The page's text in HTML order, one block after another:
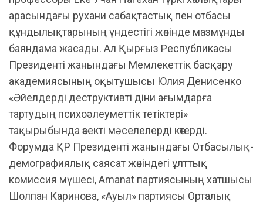
арасындағы рухани сабақтастық пен отбасы
құндылықтарының үндестігі жөнінде мазмұнды
баяндама жасады. Ал Қырғыз Республикасы
Президенті жанындағы Мемлекеттік басқару
академиясының оқытушысы Юлия Денисенко
«Әйелдерді деструктивті діни ағымдарға
тартудың психоәлеуметтік тетіктері»
тақырыбында өзекті мәселелерді көтерді.
Форумда ҚР Президенті жанындағы Отбасылық-
демографиялық саясат жөніндегі ұлттық
комиссия мүшесі, Amanat партиясының хатшысы
Шолпан Каринова, «Ауыл» партиясы Орталық